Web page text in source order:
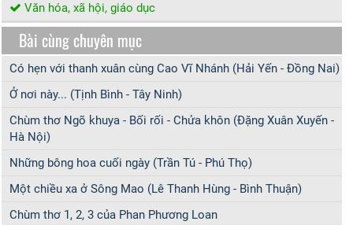
Văn hóa, xã hội, giáo dục
Bài cùng chuyên mục
Có hẹn với thanh xuân cùng Cao Vĩ Nhánh (Hải Yến - Đồng Nai)
Ở nơi này... (Tịnh Bình - Tây Ninh)
Chùm thơ Ngõ khuya - Bối rối - Chửa khôn (Đặng Xuân Xuyến -
Hà Nội)
Những bông hoa cuối ngày (Trần Tú - Phú Thọ)
Một chiều xa ở Sông Mao (Lê Thanh Hùng - Bình Thuận)
Chùm thơ 1, 2, 3 của Phan Phương Loan